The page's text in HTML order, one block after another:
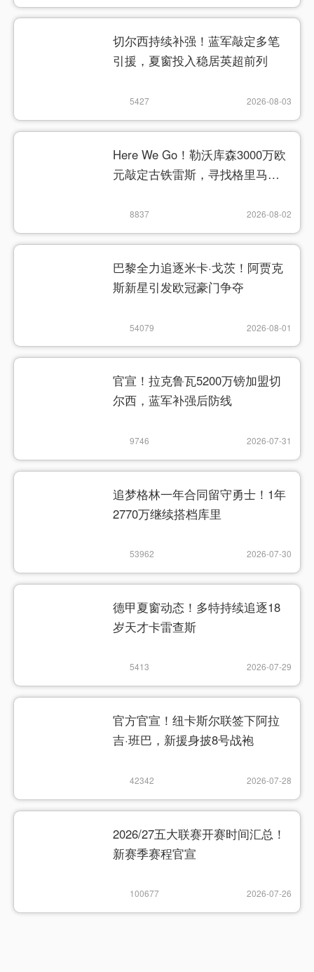
切尔西持续补强！蓝军敲定多笔
引援，夏窗投入稳居英超前列
5427 2026-08-03
Here We Go！勒沃库森3000万欧
元敲定古铁雷斯，寻找格里马尔
8837 2026-08-02
巴黎全力追逐米卡·戈茨！阿贾克
斯新星引发欧冠豪门争夺
54079 2026-08-01
官宣！拉克鲁瓦5200万镑加盟切
尔西，蓝军补强后防线
9746 2026-07-31
追梦格林一年合同留守勇士！1年
2770万继续搭档库里
53962 2026-07-30
德甲夏窗动态！多特持续追逐18
岁天才卡雷查斯
5413 2026-07-29
官方官宣！纽卡斯尔联签下阿拉
吉·班巴，新援身披8号战袍
42342 2026-07-28
2026/27五大联赛开赛时间汇总！
新赛季赛程官宣
100677 2026-07-26